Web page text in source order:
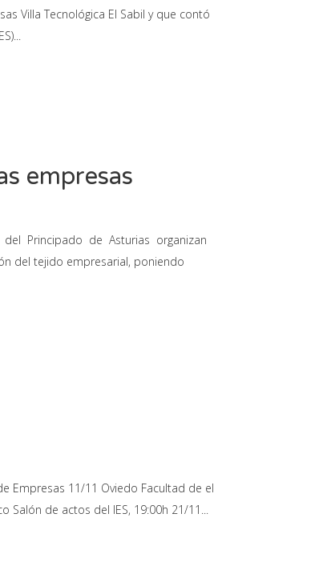
Villa Tecnológica El Sabil y que contó
empresas
Principado de Asturias organizan
del tejido empresarial, poniendo
Empresas 11/11 Oviedo Facultad de el
Salón de actos del IES, 19:00h 21/11